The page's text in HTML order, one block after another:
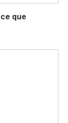
que